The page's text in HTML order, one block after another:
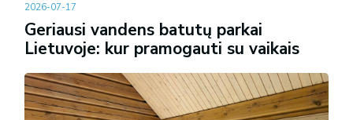
2026-07-17
Geriausi vandens batutų parkai
Lietuvoje: kur pramogauti su vaikais